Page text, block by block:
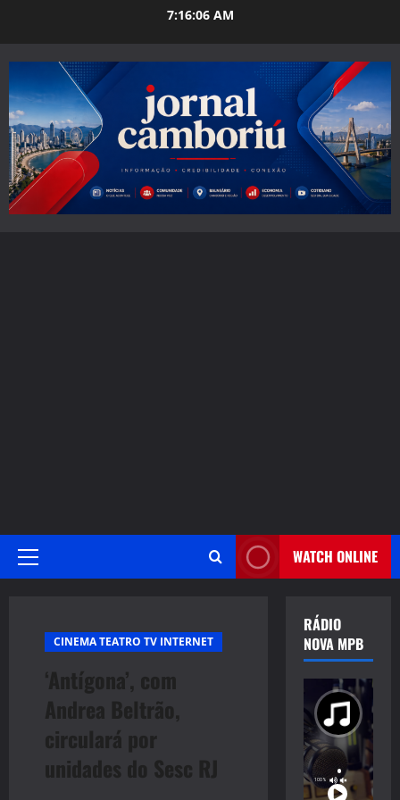
7:16:07 AM
Primary
WATCH ONLINE
CINEMA TEATRO TV INTERNET
‘Antígona’, com
Andrea Beltrão,
circulará por
unidades do Sesc RJ
RÁDIO
NOVA MPB